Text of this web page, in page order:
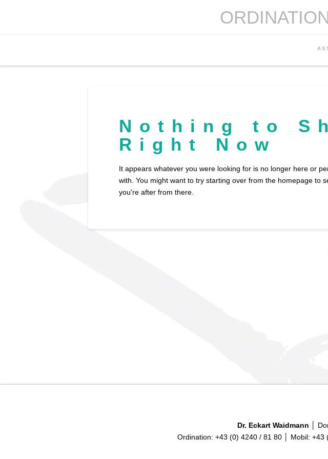
Nothing to
Right Now
It appears whatever you were looking for is no longer here or
with. You might want to try starting over from the homepage to
you're after from there.
Dr. Eckart Waidmann │
Ordination: +43 (0) 4240 / 81 80 │ Mobil: +43